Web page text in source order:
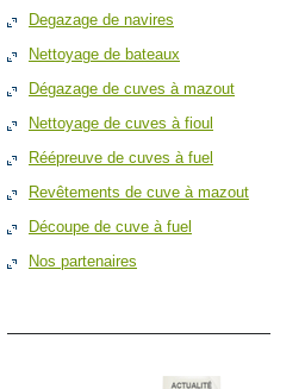
Degazage de navires
Nettoyage de bateaux
Dégazage de cuves à mazout
Nettoyage de cuves à fioul
Réépreuve de cuves à fuel
Revêtements de cuve à mazout
Découpe de cuve à fuel
Nos partenaires